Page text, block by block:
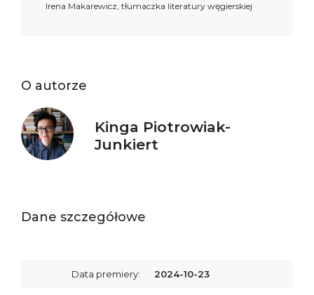
Irena Makarewicz, tłumaczka literatury węgierskiej
O autorze
Kinga Piotrowiak-
Junkiert
Dane szczegółowe
Data premiery: 2024-10-23